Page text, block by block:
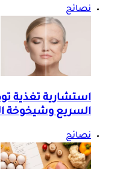
نصائح
استشارية تغذية
السريع وشيخوخة
نصائح